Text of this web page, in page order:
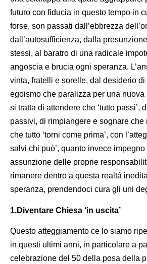
futuro con fiducia in questo tempo in
forse, son passati dall’ebbrezza
dall’autosufficienza, dalla
stessi, al baratro di una radicale
angoscia e brucia ogni speranza.
vinta, fratelli e sorelle, dal desiderio
egoismo che paralizza per una
si tratta di attendere che ‘tutto passi’,
passivi, di rimpiangere e sognare che
che tutto ‘torni come prima’, con
salvi chi può’, quanto invece
assunzione delle proprie
rimanere dentro a questa realtà
speranza, prendendoci cura gli uni
1.Diventare Chiesa ‘in uscita’
Questo atteggiamento ce lo siamo
in questi ultimi anni, in particolare a
celebrazione del 50 della posa della